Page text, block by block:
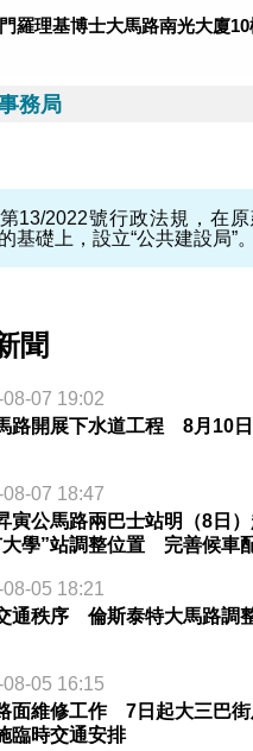
羅理基博士大馬路南光大廈
務局
13/2022號行政法規，在
基礎上，設立“公共建設局”。
聞
07 19:02
路開展下水道工程 8月10
07 18:47
寅公馬路兩巴士站明（8日
大學”站調整位置 完善候車
05 18:21
通秩序 倫斯泰特大馬路調
05 16:15
面維修工作 7日起大三巴街
臨時交通安排